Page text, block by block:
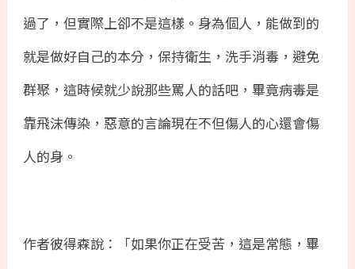
過了，但實際上卻不是這樣。身為個人，能做到的
就是做好自己的本分，保持衛生，洗手消毒，避免
群聚，這時候就少說那些罵人的話吧，畢竟病毒是
靠飛沫傳染，惡意的言論現在不但傷人的心還會傷
人的身。
作者彼得森說：「如果你正在受苦，這是常態，畢